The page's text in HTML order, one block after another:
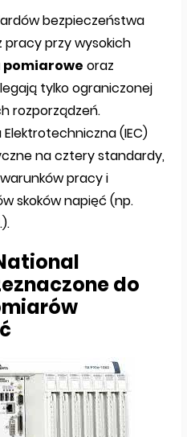
bezpieczeństwa
przy wysokich
oraz
tylko ograniczonej
rozporządzeń.
(IEC)
na cztery standardy,
pracy i
skoków napięć (np.
do